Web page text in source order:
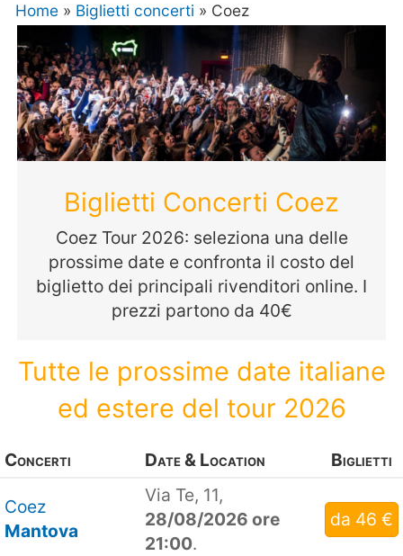
Home » Biglietti concerti » Coez
Biglietti Concerti Coez
Coez Tour 2026: seleziona una delle
prossime date e confronta il costo del
biglietto dei principali rivenditori online. I
prezzi partono da 40€
Tutte le prossime date italiane
ed estere del tour 2026
Concerti Date & Location Biglietti
Coez
Mantova
Via Te, 11,
28/08/2026 ore
21:00.
da 46 €